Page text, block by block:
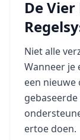
De
Niet alle
Wanneer
een nieuwe
ertoe doen.